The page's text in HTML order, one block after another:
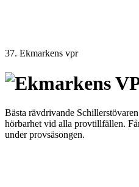
37. Ekmarkens vpr
Bästa rävdrivande
hörbarhet vid alla provtillfällen.
under provsäsongen.